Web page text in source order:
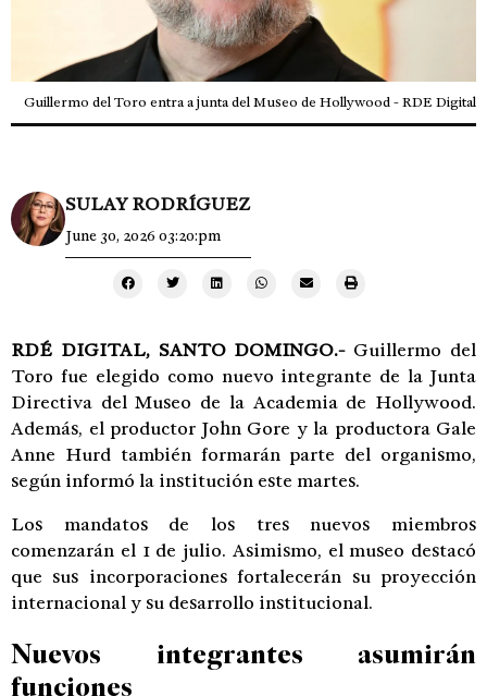
Guillermo del Toro entra a junta del Museo de Hollywood - RDE Digital
SULAY RODRÍGUEZ
June 30, 2026 03:20:pm
RDÉ DIGITAL, SANTO DOMINGO.-Guillermo del
Toro fue elegido como nuevo integrante de la Junta
Directiva del Museo de la Academia de Hollywood.
Además, el productor John Gore y la productora Gale
Anne Hurd también formarán parte del organismo,
según informó la institución este martes.
Los mandatos de los tres nuevos miembros
comenzarán el 1 de julio. Asimismo, el museo destacó
que sus incorporaciones fortalecerán su proyección
internacional y su desarrollo institucional.
Nuevos integrantes asumirán
funciones